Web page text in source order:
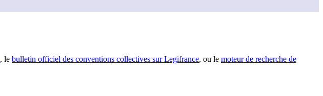
, le bulletin officiel des conventions collectives sur Legifrance, ou le moteur de recherche de